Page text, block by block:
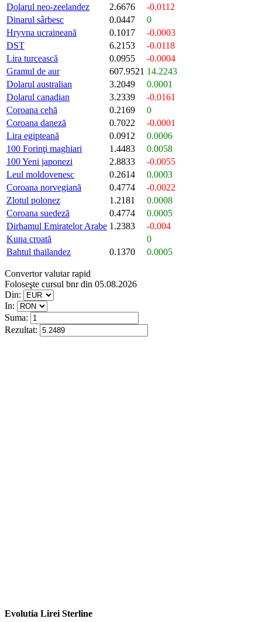
Dolarul neo-zeelandez
2.6676
-0.0112
Dinarul sârbesc
0.0447
0
Hryvna ucraineană
0.1017
-0.0003
DST
6.2153
-0.0118
Lira turcească
0.0955
-0.0004
Gramul de aur
607.9521 14.2243
Dolarul australian
3.2049
0.0001
Dolarul canadian
3.2339
-0.0161
Coroana cehă
0.2169
0
Coroana daneză
0.7022
-0.0001
Lira egipteană
0.0912
0.0006
100 Forinţi maghiari
1.4483
0.0058
100 Yeni japonezi
2.8833
-0.0055
Leul moldovenesc
0.2614
0.0003
Coroana norvegiană
0.4774
-0.0022
Zlotul polonez
1.2181
0.0008
Coroana suedeză
0.4774
0.0005
Dirhamul Emiratelor Arabe 1.2383
-0.004
Kuna croată
0
Bahtul thailandez
0.1370 0.0005
Convertor valutar rapid
Foloseşte cursul bnr din 05.08.2026
Din:
In:
Suma:
Rezultat:
Evolutia Lirei Sterline